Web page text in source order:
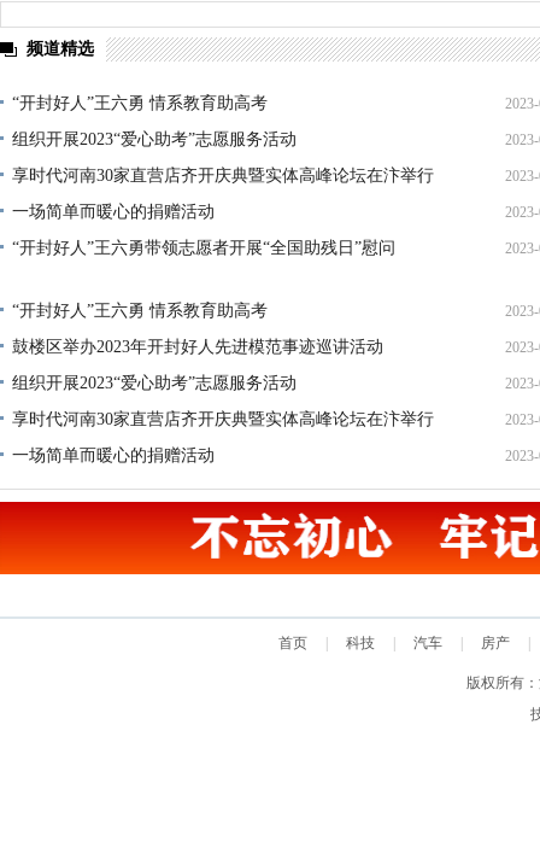
频道精选
“开封好人”王六勇 情系教育助高考
组织开展2023“爱心助考”志愿服务活动
享时代河南30家直营店齐开庆典暨实体高峰论坛在汴举行
一场简单而暖心的捐赠活动
“开封好人”王六勇带领志愿者开展“全国助残日”慰问
“开封好人”王六勇 情系教育助高考
鼓楼区举办2023年开封好人先进模范事迹巡讲活动
组织开展2023“爱心助考”志愿服务活动
享时代河南30家直营店齐开庆典暨实体高峰论坛在汴举行
一场简单而暖心的捐赠活动
首页 科技 汽车 房产
版权所有